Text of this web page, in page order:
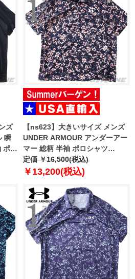
ズ
瞬
ポロ
新
【ns623】大きいサイズ メンズ
UNDER ARMOUR アンダーアー
マー 総柄 半袖 ポロシャツ
MATCHPLAY PRINTED POLO
USA直輸入 6009800-410
定価 ￥16,500(税込)
￥13,200(税込)